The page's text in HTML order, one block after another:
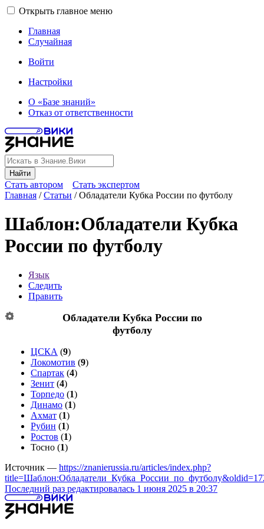
Открыть главное меню
Главная
Случайная
Войти
Настройки
О «Базе знаний»
Отказ от ответственности
Найти
Стать автором
Стать экспертом
Главная /Статьи /Обладатели Кубка России по футболу
Шаблон:Обладатели Кубка
России по футболу
Язык
Следить
Править
Обладатели Кубка России по
футболу
ЦСКА (9)
Локомотив (9)
Спартак (4)
Зенит (4)
Торпедо (1)
Динамо (1)
Ахмат (1)
Рубин (1)
Ростов (1)
Тосно (1)
Источник — https://znanierussia.ru/articles/index.php?
Последний раз редактировалась 1 июня 2025 в 20:37